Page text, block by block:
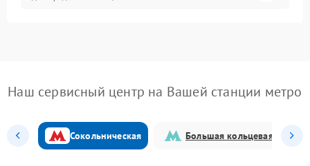
Наш сервисный центр на Вашей станции метро
Сокольническая Большая кольцевая